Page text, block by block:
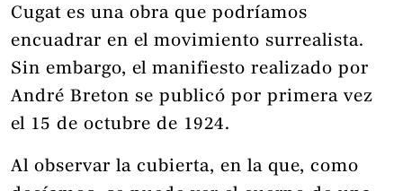
Cugat es una obra que podríamos
encuadrar en el movimiento surrealista.
Sin embargo, el manifiesto realizado por
André Breton se publicó por primera vez
el 15 de octubre de 1924.
Al observar la cubierta, en la que, como